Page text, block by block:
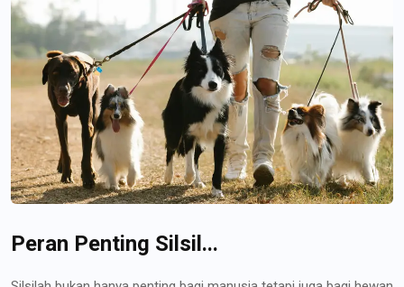
Peran Penting Silsil...